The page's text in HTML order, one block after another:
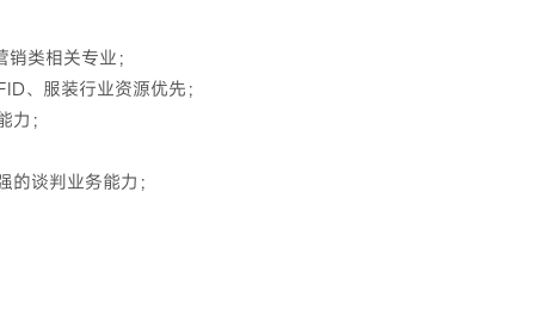
类相关专业；
、服装行业资源优先；
；
谈判业务能力；